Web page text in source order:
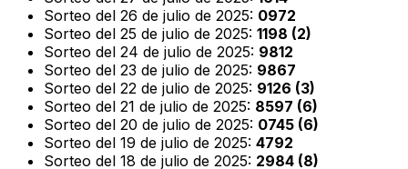
Sorteo del 26 de julio de 2025: 0972
Sorteo del 25 de julio de 2025: 1198 (2)
Sorteo del 24 de julio de 2025: 9812
Sorteo del 23 de julio de 2025: 9867
Sorteo del 22 de julio de 2025: 9126 (3)
Sorteo del 21 de julio de 2025: 8597 (6)
Sorteo del 20 de julio de 2025: 0745 (6)
Sorteo del 19 de julio de 2025: 4792
Sorteo del 18 de julio de 2025: 2984 (8)